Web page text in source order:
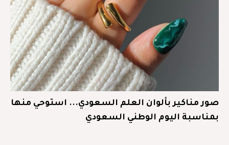
صور مناكير بألوان العلم السعودي... استوحي منها
بمناسبة اليوم الوطني السعودي